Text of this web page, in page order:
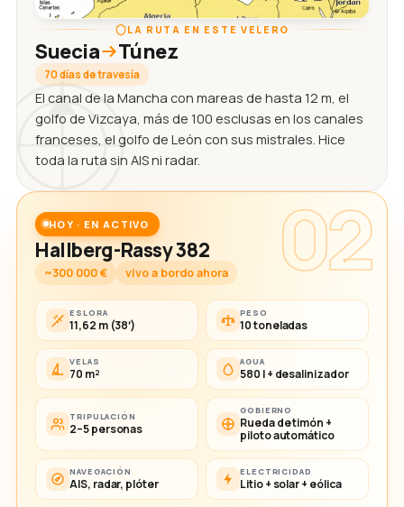
LA RUTA EN ESTE VELERO
Suecia Túnez
70 días de travesía
El canal de la Mancha con mareas de hasta 12 m, el
golfo de Vizcaya, más de 100 esclusas en los canales
franceses, el golfo de León con sus mistrales. Hice
toda la ruta sin AIS ni radar.
02
HOY · EN ACTIVO
Hallberg-Rassy 382
~300 000 € vivo a bordo ahora
ESLORA
11,62 m (38′)
PESO
10 toneladas
VELAS
70 m²
AGUA
580 l + desalinizador
TRIPULACIÓN
2–5 personas
GOBIERNO
Rueda de timón +
piloto automático
NAVEGACIÓN
AIS, radar, plóter
ELECTRICIDAD
Litio + solar + eólica